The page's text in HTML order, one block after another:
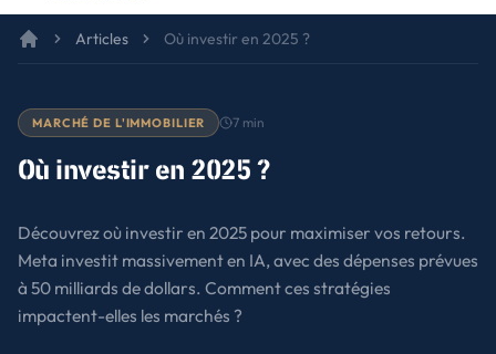
Articles Où investir en 2025 ?
MARCHÉ DE L'IMMOBILIER 7 min
Où investir en 2025 ?
Découvrez où investir en 2025 pour maximiser vos retours.
Meta investit massivement en IA, avec des dépenses prévues
à 50 milliards de dollars. Comment ces stratégies
impactent-elles les marchés ?